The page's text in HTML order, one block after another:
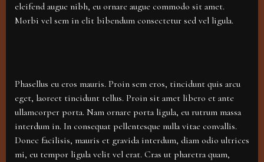
eleifend augue nibh, eu ornare augue commodo sit amet.
Morbi vel sem in elit bibendum consectetur sed vel ligula.
Phasellus eu eros mauris. Proin sem eros, tincidunt quis arcu
eget, laoreet tincidunt tellus. Proin sit amet libero et ante
ullamcorper porta. Nam ornare porta ligula, eu rutrum massa
interdum in. In consequat pellentesque nulla vitae convallis.
Donec facilisis, mauris et gravida interdum, diam odio ultrices
mi, eu tempor ligula velit vel erat. Cras ut pharetra quam,